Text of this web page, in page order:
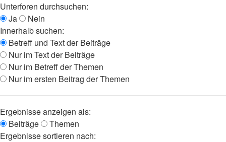
Unterforen durchsuchen:
Ja
Nein
Innerhalb suchen:
Betreff und Text der Beiträge
Nur im Text der Beiträge
Nur im Betreff der Themen
Nur im ersten Beitrag der Themen
Ergebnisse anzeigen als:
Beiträge
Themen
Ergebnisse sortieren nach: